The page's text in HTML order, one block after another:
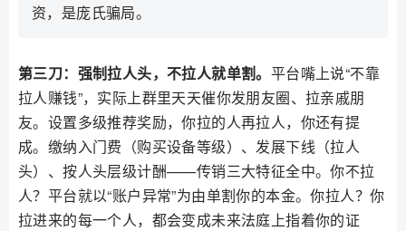
资，是庞氏骗局。
第三刀：强制拉人头，不拉人就单割。 平台嘴上说“不靠
拉人赚钱”，实际上群里天天催你发朋友圈、拉亲戚朋
友。设置多级推荐奖励，你拉的人再拉人，你还有提
成。缴纳入门费（购买设备等级）、发展下线（拉人
头）、按人头层级计酬——传销三大特征全中。你不拉
人？平台就以“账户异常”为由单割你的本金。你拉人？你
拉进来的每一个人，都会变成未来法庭上指着你的证